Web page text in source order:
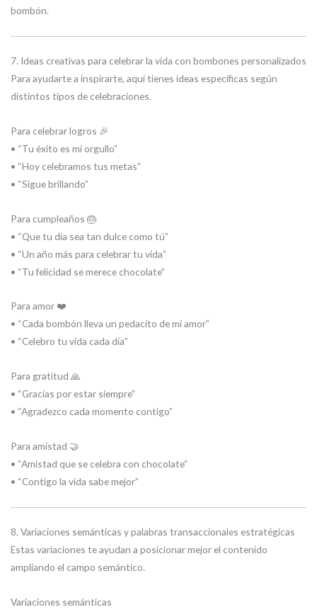
bombón.
7. Ideas creativas para celebrar la vida con bombones personalizados
Para ayudarte a inspirarte, aquí tienes ideas específicas según
distintos tipos de celebraciones.
Para celebrar logros 🎉
• “Tu éxito es mi orgullo”
• “Hoy celebramos tus metas”
• “Sigue brillando”
Para cumpleaños 🎂
• “Que tu día sea tan dulce como tú”
• “Un año más para celebrar tu vida”
• “Tu felicidad se merece chocolate”
Para amor ❤️
• “Cada bombón lleva un pedacito de mi amor”
• “Celebro tu vida cada día”
Para gratitud 🙏
• “Gracias por estar siempre”
• “Agradezco cada momento contigo”
Para amistad 🤝
• “Amistad que se celebra con chocolate”
• “Contigo la vida sabe mejor”
8. Variaciones semánticas y palabras transaccionales estratégicas
Estas variaciones te ayudan a posicionar mejor el contenido
ampliando el campo semántico.
Variaciones semánticas